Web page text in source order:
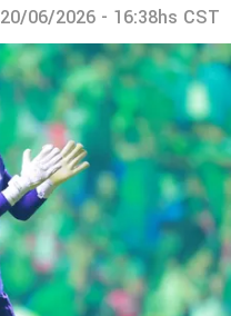
20/06/2026 - 16:38hs CST